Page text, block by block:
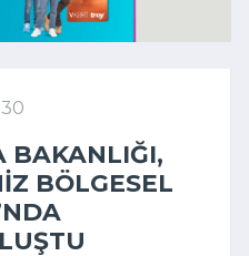
BAKANLIĞI,
BÖLGESEL